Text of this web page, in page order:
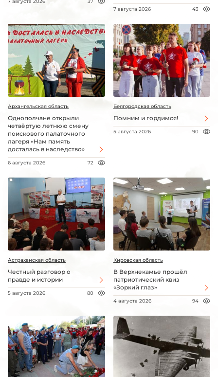
7 августа 2026 37
7 августа 2026 43
Архангельская область
Однополчане открыли
четвёртую летнюю смену
поискового палаточного
лагеря «Нам память
досталась в наследство»
6 августа 2026 72
Белгородская область
Помним и гордимся!
5 августа 2026 90
Астраханская область
Честный разговор о
правде и истории
5 августа 2026 80
Кировская область
В Верхнекамье прошёл
патриотический квиз
«Зоркий глаз»
4 августа 2026 94